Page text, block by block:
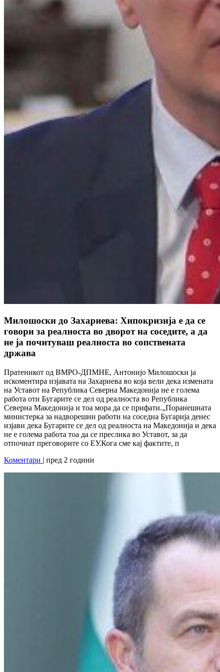
Милошоски до Захариева: Хипокризија е да се
говори за реалноста во дворот на соседите, а да
не ја почитуваш реалноста во сопствената
држава
Пратеникот од ВМРО-ДПМНЕ, Антонијо Милошоски ја
искоментира изјавата на Захариева во која вели дека измената
на Уставот на Република Северна Македонија не е голема
работа оти Бугарите се дел од реалноста во Република
Северна Македонија и тоа мора да се прифати.„Поранешната
министерка за надворешни работи на соседна Бугарија денес
изјави дека Бугарите се дел од реалноста на Македонија и дека
не е голема работа тоа да се преслика во Уставот, за да
отпочнат преговорите со ЕУ.Кога сме кај фактите, п
Коментари | пред 2 години